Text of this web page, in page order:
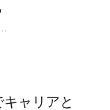
ャリアと